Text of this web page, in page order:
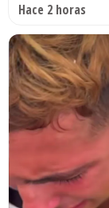
Hace 2 horas